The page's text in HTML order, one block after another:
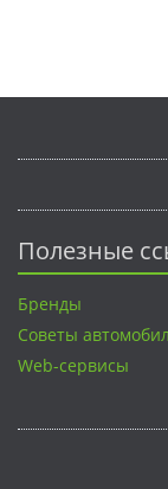
Полезные
Бренды
Советы
Web-сервисы